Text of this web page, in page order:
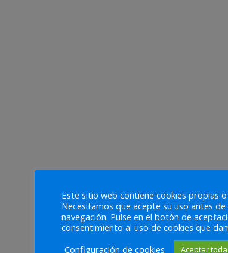
Este sitio web contiene cookies propias
Necesitamos que acepte su uso antes
navegación. Pulse en el botón de
consentimiento al uso de cookies que
Configuración de cookies
Aceptar